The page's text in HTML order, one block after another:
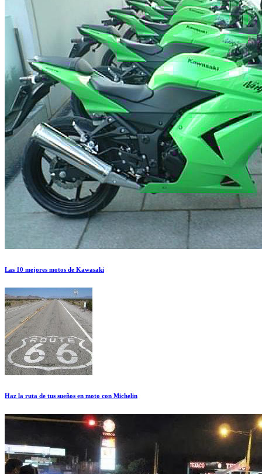
Las 10 mejores motos de Kawasaki
Haz la ruta de tus sueños en moto con Michelin